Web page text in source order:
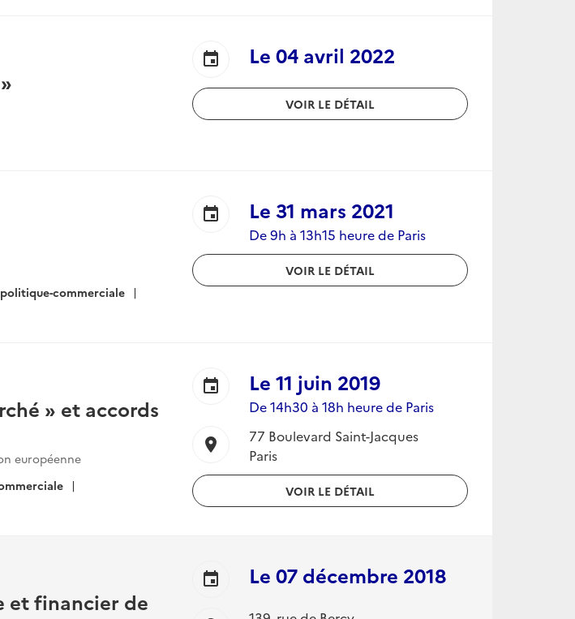
event Le 04 avril 2022
VOIR LE DÉTAIL
politique-commerciale
event Le 31 mars 2021
De 9h à 13h15 heure de Paris
VOIR LE DÉTAIL
» et accords
européenne
event Le 11 juin 2019
De 14h30 à 18h heure de Paris
location_on
77 Boulevard Saint-Jacques
Paris
VOIR LE DÉTAIL
et financier de
event Le 07 décembre 2018